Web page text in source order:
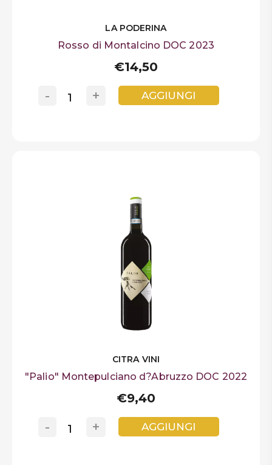
LA PODERINA
Rosso di Montalcino DOC 2023
€14,50
+
- AGGIUNGI
CITRA VINI
"Palio" Montepulciano d?Abruzzo DOC 2022
€9,40
+
- AGGIUNGI